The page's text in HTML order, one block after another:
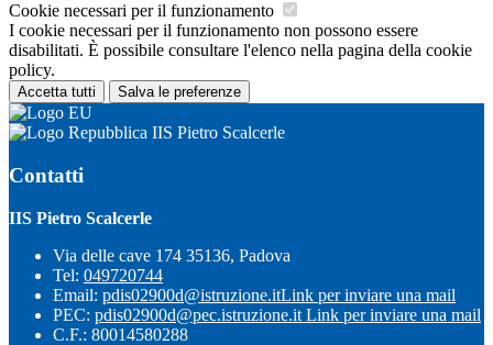
Cookie necessari per il funzionamento
I cookie necessari per il funzionamento non possono essere
disabilitati. È possibile consultare l'elenco nella pagina della cookie
policy.
Accetta tutti Salva le preferenze
IIS Pietro Scalcerle
Contatti
IIS Pietro Scalcerle
Via delle cave 174 35136, Padova
Tel: 049720744
Email: pdis02900d@istruzione.itLink per inviare una mail
PEC: pdis02900d@pec.istruzione.it Link per inviare una mail
C.F.: 80014580288